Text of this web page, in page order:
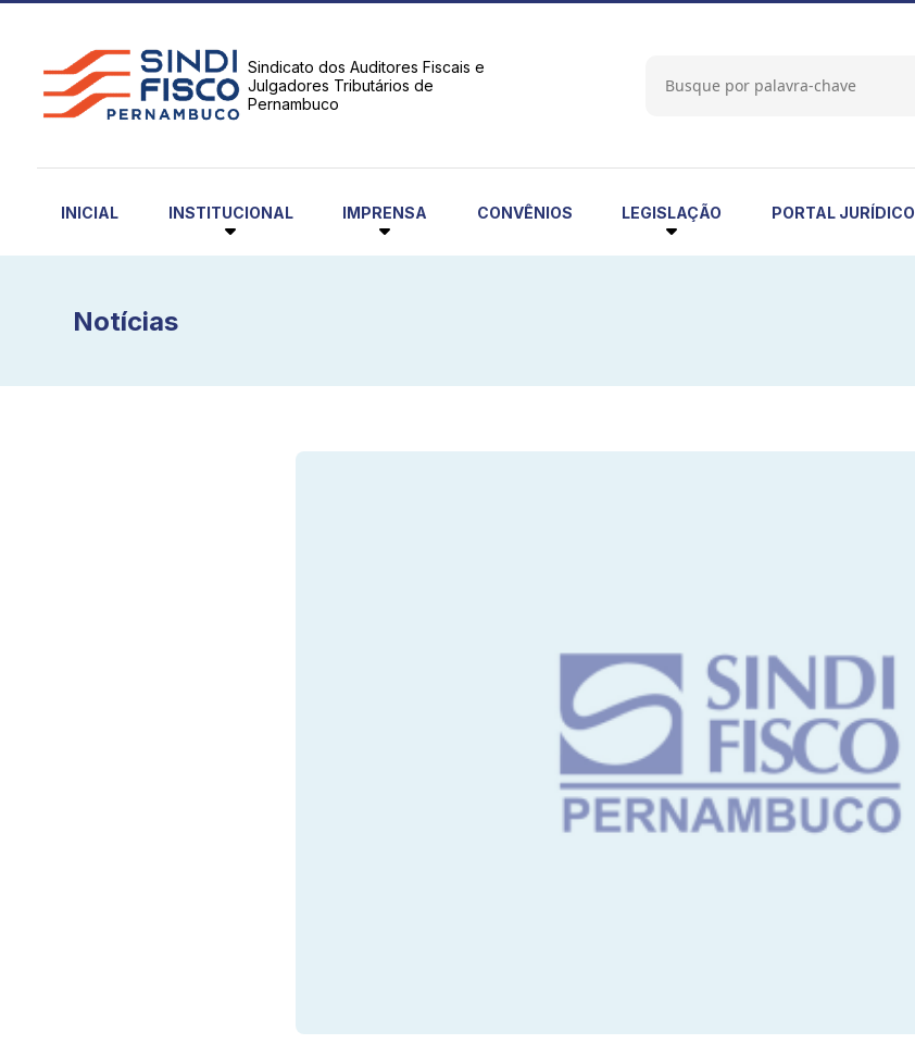
Sindicato dos Auditores Fiscais e
Julgadores Tributários de
Pernambuco
INICIAL INSTITUCIONAL IMPRENSA CONVÊNIOS LEGISLAÇÃO PORTAL JURÍDICO
Notícias